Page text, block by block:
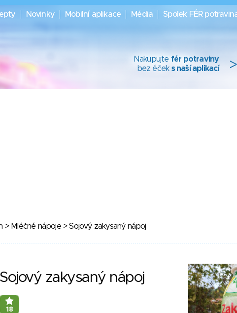
Novinky Mobilní aplikace Média Spolek FÉR
Nakupujte fér potraviny
bez éček s naší aplikací >
> Mléčné nápoje> Sojový zakysaný nápoj
Sojový zakysaný nápoj
18